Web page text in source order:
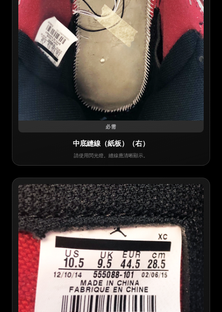
必需
中底縫線（紙板）（右）
請使用閃光燈。縫線應清晰顯示。